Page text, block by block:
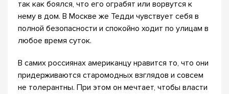
так как боялся, что его ограбят или ворвутся к
нему в дом. В Москве же Тедди чувствует себя в
полной безопасности и спокойно ходит по улицам в
любое время суток.
В самих россиянах американцу нравится то, что они
придерживаются старомодных взглядов и совсем
не толерантны. При этом он мечтает, чтобы власти